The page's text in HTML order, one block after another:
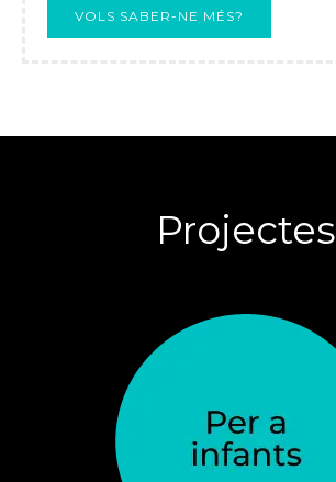
VOLS SABER-NE MÉS?
Projectes